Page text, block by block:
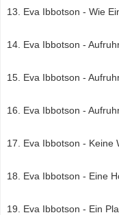
Eva Ibbotson - Wie
Eva Ibbotson -
Eva Ibbotson -
Eva Ibbotson -
Eva Ibbotson - Keine
Eva Ibbotson - Eine
Eva Ibbotson - Ein